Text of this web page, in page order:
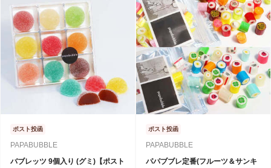
ポスト投函
PAPABUBBLE
バブレッツ 9個入り (グミ)【ポスト
ポスト投函
PAPABUBBLE
パパブブレ定番(フルーツ＆サンキ